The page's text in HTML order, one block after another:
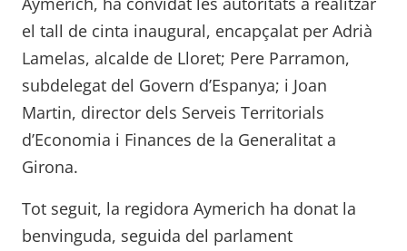
el tall de cinta inaugural, encapçalat per Adrià
Lamelas, alcalde de Lloret; Pere Parramon,
subdelegat del Govern d’Espanya; i Joan
Martin, director dels Serveis Territorials
d’Economia i Finances de la Generalitat a
Girona.
Tot seguit, la regidora Aymerich ha donat la
benvinguda, seguida del parlament